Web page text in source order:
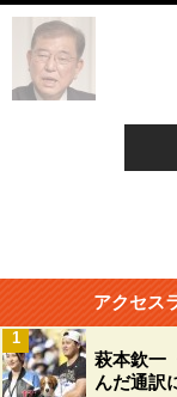
アクセス
萩本欽一
んだ通訳
1